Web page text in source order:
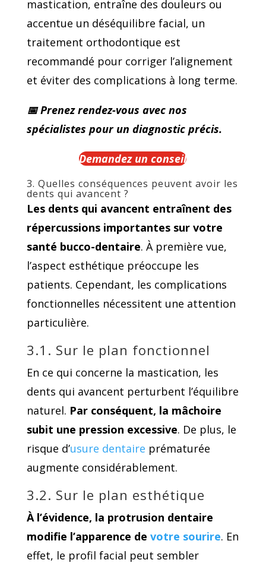
mastication, entraîne des douleurs ou
accentue un déséquilibre facial, un
traitement orthodontique est
recommandé pour corriger l’alignement
et éviter des complications à long terme.
📅 Prenez rendez-vous avec nos
spécialistes pour un diagnostic précis.
Demandez un conseil
3. Quelles conséquences peuvent avoir les
dents qui avancent ?
Les dents qui avancent entraînent des
répercussions importantes sur votre
santé bucco-dentaire. À première vue,
l’aspect esthétique préoccupe les
patients. Cependant, les complications
fonctionnelles nécessitent une attention
particulière.
3.1. Sur le plan fonctionnel
En ce qui concerne la mastication, les
dents qui avancent perturbent l’équilibre
naturel. Par conséquent, la mâchoire
subit une pression excessive. De plus, le
risque d’usure dentaire prématurée
augmente considérablement.
3.2. Sur le plan esthétique
À l’évidence, la protrusion dentaire
modifie l’apparence de votre sourire. En
effet, le profil facial peut sembler